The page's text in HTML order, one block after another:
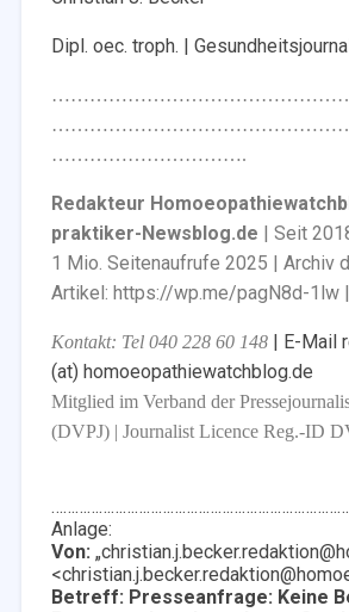
Dipl. oec. troph. |
………………………….
Redakteur
praktiker-Newsblog.de | Seit
1 Mio. Seitenaufrufe 2025 | Archiv
Artikel: https://wp.me/pagN8d-1lw |
Kontakt: Tel 040 228 60 148 | E-Mail
(at) homoeopathiewatchblog.de
Mitglied im Verband der
(DVPJ) | Journalist Licence Reg.-ID
Anlage:
Von:
Betreff: Presseanfrage: Keine